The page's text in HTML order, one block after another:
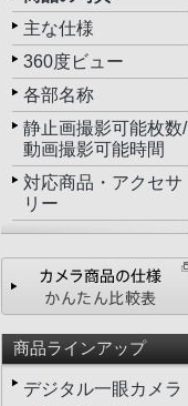
主な仕様
360度ビュー
各部名称
静止画撮影可能枚数/
動画撮影可能時間
対応商品・アクセサ
リー
商品ラインアップ
デジタル一眼カメラ